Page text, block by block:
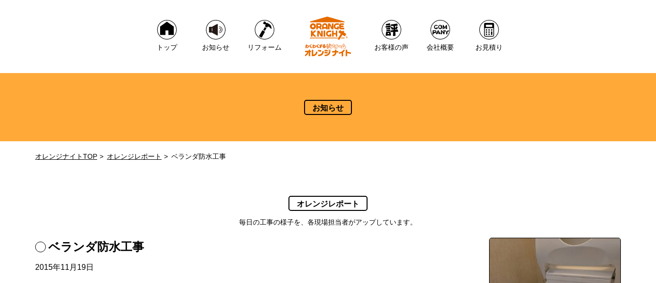
トップ お知らせ リフォーム お客様の声 会社概要 お見積り
お知らせ
オレンジナイトTOP オレンジレポート ベランダ防水工事
オレンジレポート
毎日の工事の様子を、各現場担当者がアップしています。
ベランダ防水工事
2015年11月19日